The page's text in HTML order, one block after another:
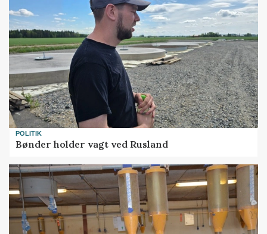
POLITIK
Bønder holder vagt ved Rusland